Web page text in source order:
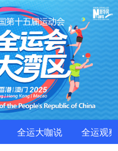
全运大咖说 全运观察